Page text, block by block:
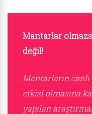
Mantarlar
değil!
Mantarların
etkisi olmasına
yapılan